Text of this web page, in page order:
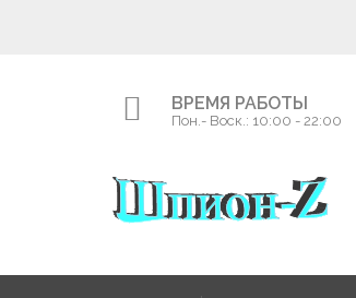
ВРЕМЯ РАБОТЫ
Пон.- Воск.: 10:00 - 22:00